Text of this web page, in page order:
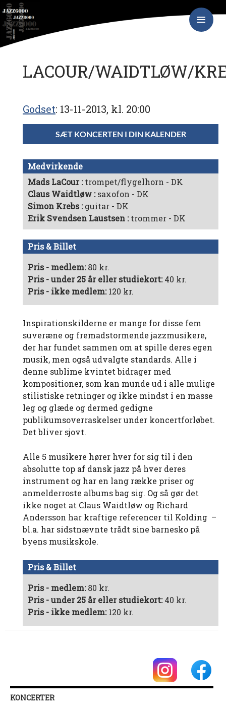
Hop
indhold
LACOUR/WAIDTLØW/
Godset 13-11-2013, kl. 20:00
SÆT KONCERTEN I DIN KALENDER
Medvirkende
Mads LaCour trompet/flygelhorn - DK
Claus Waidtløw saxofon - DK
Simon Krebs guitar - DK
Erik Svendsen Laustsen trommer - DK
Pris & Billet
Pris - medlem:80 kr.
Pris - under 25 år eller studiekort:40 kr.
Pris - ikke medlem:120 kr.
Inspirationskilderne er mange for disse fem
suveræne og fremadstormende jazzmusikere,
der har fundet sammen om at spille deres egen
musik, men også udvalgte standards. Alle i
denne sublime kvintet bidrager med
kompositioner, som kan munde ud i alle mulige
stilistiske retninger og ikke mindst i en masse
leg og glæde og dermed gedigne
publikumsoverraskelser under koncertforløbet.
Det bliver sjovt.
Alle 5 musikere hører hver for sig til i den
absolutte top af dansk jazz på hver deres
instrument og har en lang række priser og
anmelderroste albums bag sig. Og så gør det
ikke noget at Claus Waidtløw og Richard
Andersson har kraftige referencer til Kolding –
bl.a. har sidstnævnte trådt sine barnesko på
byens musikskole.
Pris & Billet
Pris - medlem:80 kr.
Pris - under 25 år eller studiekort:40 kr.
Pris - ikke medlem:120 kr.
KONCERTER